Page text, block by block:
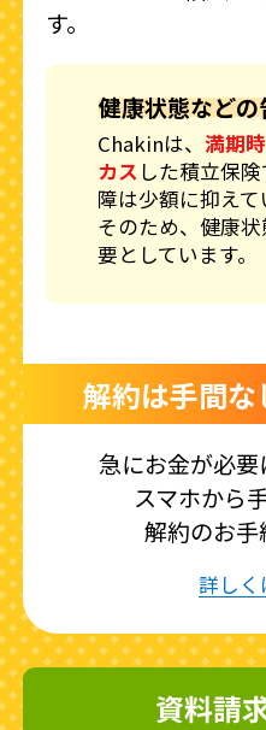
す。
健康状態など
Chakinは、 満期
カス した積立保
障は少額に抑えて
そのため、健康
要としています。
解約は手間な
急にお金が必要
スマホから
解約のお手
詳しく